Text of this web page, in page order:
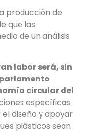
producción de
que las
de un análisis
labor será, sin
circular del
específicas
diseño y apoyar
plásticos sean